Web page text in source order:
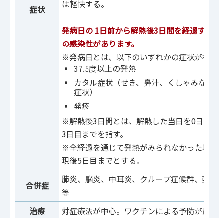
症状
は軽快する。
発病日の 1日前から解熱後3日間を経過する
の感染性があります。
※発病日とは、以下のいずれかの症状が初
37.5度以上の発熱
カタル症状（せき、鼻汁、くしゃみなど
症状）
発疹
※解熱後3日間とは、解熱した当日を0日、
3日目までを指す。
※全経過を通じて発熱がみられなかった場
現後5日目までとする。
合併症
肺炎、脳炎、中耳炎、クループ症候群、亜
等
治療
対症療法が中心。ワクチンによる予防が最